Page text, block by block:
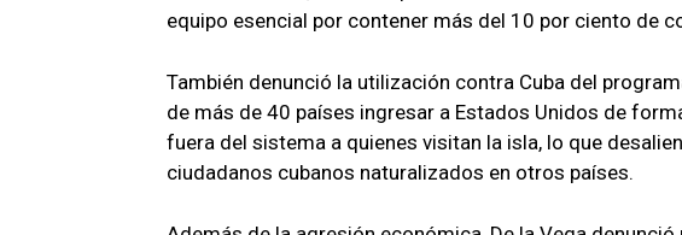
equipo esencial por contener más del 10 por ciento de
También denunció la utilización contra Cuba del
de más de 40 países ingresar a Estados Unidos de
fuera del sistema a quienes visitan la isla, lo que
ciudadanos cubanos naturalizados en otros países.